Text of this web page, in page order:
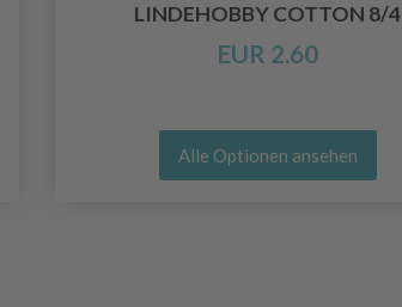
LINDEHOBBY COTTON 8/4
EUR 2.60
Alle Optionen ansehen